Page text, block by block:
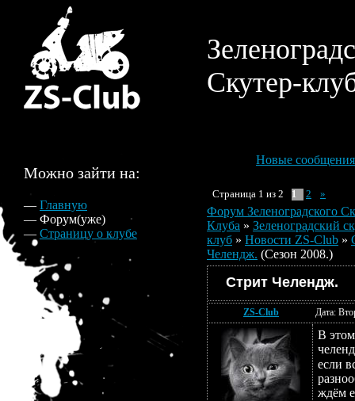
Скутер-
Можно зайти на:
— Главную
— Форум(уже)
— Страницу о клубе
Новые сообщения
Страница 1 из 2 1 2 »
Форум Зеленоградского
Клуба » Зеленоградский
клуб » Новости ZS-Club »
Челендж. (Сезон 2008.)
Стрит Челендж.
ZS-Club Дата:
В
если
ждём